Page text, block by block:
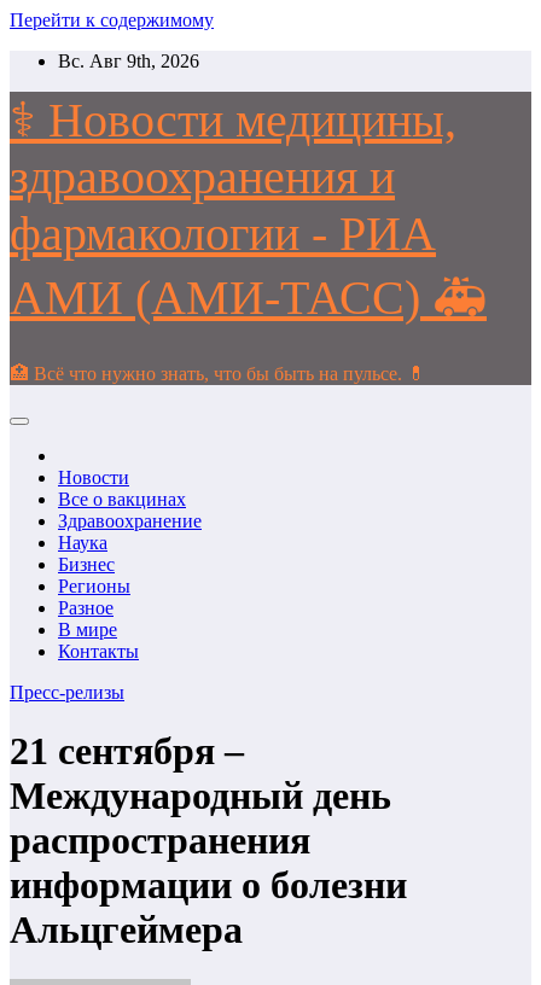
Перейти к содержимому
Вс. Авг 9th, 2026
⚕️ Новости медицины,
здравоохранения и
фармакологии - РИА
АМИ (АМИ-ТАСС) 🚑
🏥 Всё что нужно знать, что бы быть на пульсе. 💊
Новости
Все о вакцинах
Здравоохранение
Наука
Бизнес
Регионы
Разное
В мире
Контакты
Пресс-релизы
21 сентября –
Международный день
распространения
информации о болезни
Альцгеймера